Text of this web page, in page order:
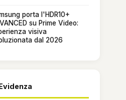
porta l'HDR10+
su Prime Video:
visiva
dal 2026